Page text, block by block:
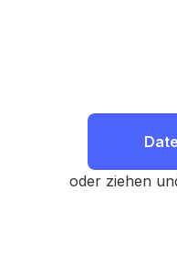
oder ziehen